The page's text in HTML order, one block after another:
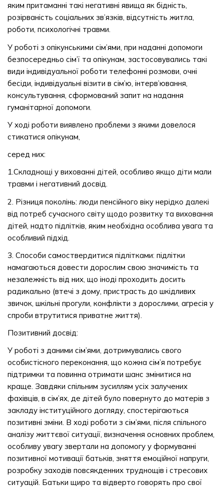
яким притаманні такі негативні явища як бідність,
розірваність соціальних зв’язків, відсутність житла,
роботи, психологічні травми.
У роботі з опікунськими сім’ями, при наданні допомоги
безпосередньо сім’ї та опікунам, застосовувались такі
види індивідуальної роботи телефонні розмови, очні
бесіди, індивідуальні візити в сім’ю, інтерв’ювання,
консультування, сформований запит на надання
гуманітарної допомоги.
У ході роботи виявлено проблеми з якими довелося
стикатися опікунам,
серед них:
1.Складнощі у вихованні дітей, особливо якщо діти мали
травми і негативний досвід.
2. Різниця поколінь: люди пенсійного віку нерідко далекі
від потреб сучасного світу щодо розвитку та виховання
дітей, надто підлітків, яким необхідна особлива увага та
особливий підхід.
3. Способи самоствердитися підлітками: підлітки
намагаються довести дорослим свою значимість та
незалежність від них, що іноді проходить досить
радикально (втечі з дому, пристрасть до шкідливих
звичок, шкільні прогули, конфлікти з дорослими, агресія у
спроби втрутитися приватне життя).
Позитивний досвід:
У роботі з даними сім’ями, дотримувались свого
особистісного переконання, що кожна сім’я потребує
підтримки та повинна отримати шанс змінитися на
краще. Завдяки спільним зусиллям усіх залучених
фахівців, в сім’ях, де дітей було повернуто до матерів з
закладу інституційного догляду, спостерігаються
позитивні зміни. В ході роботи з сім’ями, після спільного
аналізу життєвої ситуації, визначення основних проблем,
особливу увагу звертали на допомогу у формуванні
позитивної мотивації батьків, зняття емоційної напруги,
розробку заходів повсякденних труднощів і стресових
ситуацій. Батьки щиро та відверто говорять про свої